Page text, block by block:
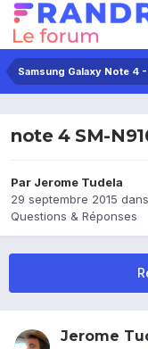
Samsung Galaxy Note 4
note 4 SM-
Par Jerome Tudela
29 septembre 2015 dans
Questions & Réponses
Jerome